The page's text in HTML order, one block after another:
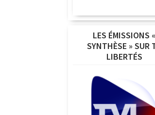
LES ÉMISSIONS «
SYNTHÈSE » SUR
LIBERTÉS